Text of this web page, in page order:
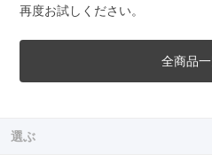
再度お試しください。
全商品
選ぶ